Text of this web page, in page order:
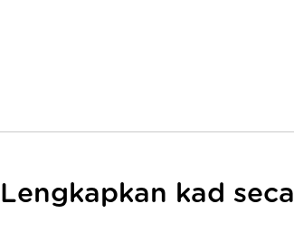
Lengkapkan kad